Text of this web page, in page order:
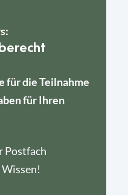
für die Teilnahme
für Ihren
Postfach